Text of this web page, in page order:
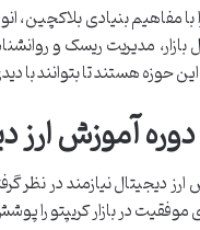
بنیادی بلاکچین،
بازار، مدیریت ریسک و
حوزه هستند تا بتوانند
آموزش ارز
دیجیتال نیازمند در نظر
موفقیت در بازار کریپتو را